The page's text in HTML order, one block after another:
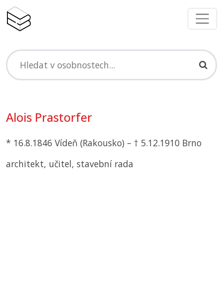
Alois Prastorfer
* 16.8.1846 Vídeň (Rakousko) – † 5.12.1910 Brno
architekt, učitel, stavební rada